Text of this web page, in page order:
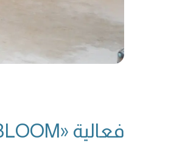
فعالية «BUMPS & BLOOM» في مستشفى فقيه الجامعي